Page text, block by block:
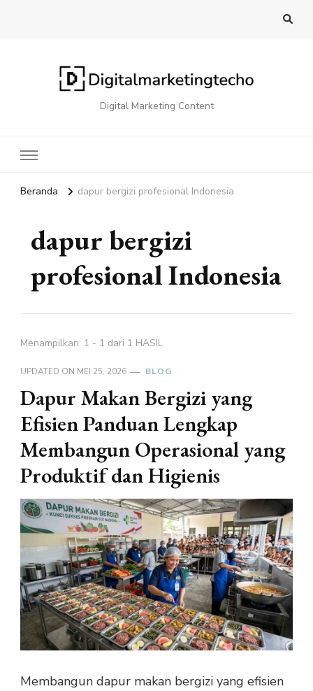
Digital Marketing Content
Beranda dapur bergizi profesional Indonesia
dapur bergizi
profesional Indonesia
Menampilkan: 1 - 1 dari 1 HASIL
UPDATED ON MEI 25, 2026 BLOG
Dapur Makan Bergizi yang
Efisien Panduan Lengkap
Membangun Operasional yang
Produktif dan Higienis
Membangun dapur makan bergizi yang efisien